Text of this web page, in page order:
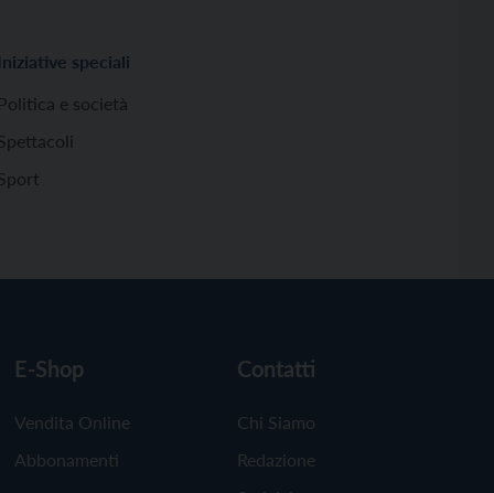
Iniziative speciali
Politica e società
E-Shop
Vendita Online
Abbonamenti
Contatti
Chi Siamo
Redazione